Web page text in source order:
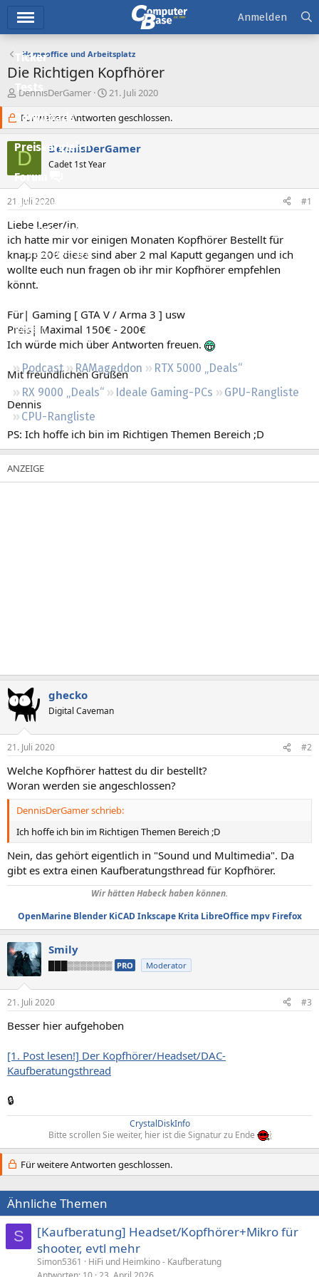
Ticker
Tests
Downloads
Preisvergleich
Forum
Aktuelles
Empfohlene Inhalte
Neue Beiträge
Neueste Aktivitäten
Regeln
Podcast RAMageddon
RTX 5000 „Deals“
RX 9000 „Deals“
Ideale Gaming-PCs
GPU-Rangliste
CPU-Rangliste
Anmelden
Homeoffice und Arbeitsplatz
Die Richtigen Kopfhörer
E
s
t
e
l
e
DennisDerGamer
E
s
t
e
l
m
21. Juli 2020
Für weitere Antworten geschlossen.
D DennisDerGamer
Cadet 1st Year
21. Juli 2020 #1
Liebe Leser/in,
ich hatte mir vor einigen Monaten Kopfhörer Bestellt für
knapp 20€ diese sind aber 2 mal Kaputt gegangen und ich
wollte euch nun fragen ob ihr mir Kopfhörer empfehlen
könnt.
Für| Gaming [ GTA V / Arma 3 ] usw
Preis| Maximal 150€ - 200€
Ich würde mich über Antworten freuen.
Mit freundlichen Grüßen
Dennis
PS: Ich hoffe ich bin im Richtigen Themen Bereich ;D
ghecko
Digital Caveman
21. Juli 2020 #2
Welche Kopfhörer hattest du dir bestellt?
Woran werden sie angeschlossen?
DennisDerGamer schrieb:
Ich hoffe ich bin im Richtigen Themen Bereich ;D
Nein, das gehört eigentlich in "Sound und Multimedia". Da
gibt es extra einen Kaufberatungsthread für Kopfhörer.
Wir hätten Habeck haben können.
OpenMarine Blender KiCAD Inkscape Krita LibreOffice mpv Firefox
Smily
███▒▒▒▒▒▒▒ PRO Moderator
21. Juli 2020 #3
Besser hier aufgehoben
[1. Post lesen!] Der Kopfhörer/Headset/DAC-
Kaufberatungsthread
🔒
CrystalDiskInfo
Bitte scrollen Sie weiter, hier ist die Signatur zu Ende
Für weitere Antworten geschlossen.
Ähnliche Themen
S
[Kaufberatung] Headset/Kopfhörer+Mikro für
shooter, evtl mehr
Simon5361
HiFi und Heimkino - Kaufberatung